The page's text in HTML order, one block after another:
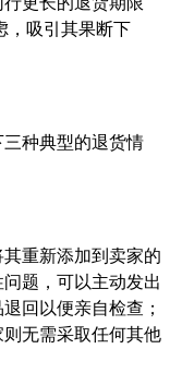
，吸引其果断下
种典型的退货情
重新添加到卖家的
题，可以主动发出
回以便亲自检查；
无需采取任何其他